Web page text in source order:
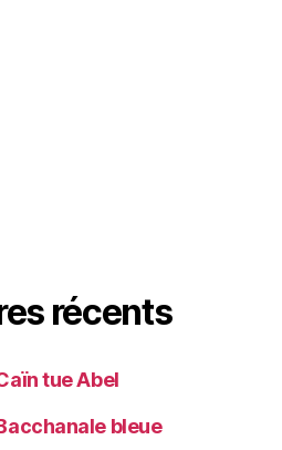
récents
tue Abel
bleue